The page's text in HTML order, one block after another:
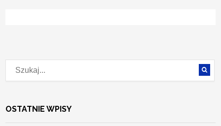
OSTATNIE WPISY